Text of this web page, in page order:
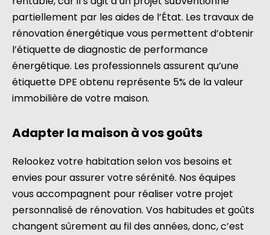
partiellement par les aides de l’État. Les travaux de
rénovation énergétique vous permettent d’obtenir
l’étiquette de diagnostic de performance
énergétique. Les professionnels assurent qu’une
étiquette DPE obtenu représente 5% de la valeur
immobilière de votre maison.
Adapter la maison à vos goûts
Relookez votre habitation selon vos besoins et
envies pour assurer votre sérénité. Nos équipes
vous accompagnent pour réaliser votre projet
personnalisé de rénovation. Vos habitudes et goûts
changent sûrement au fil des années, donc, c’est